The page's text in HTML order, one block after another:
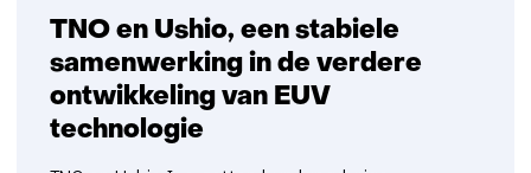
TNO en Ushio, een stabiele
samenwerking in de verdere
ontwikkeling van EUV
technologie